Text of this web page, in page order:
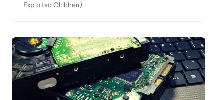
Exploited Children).